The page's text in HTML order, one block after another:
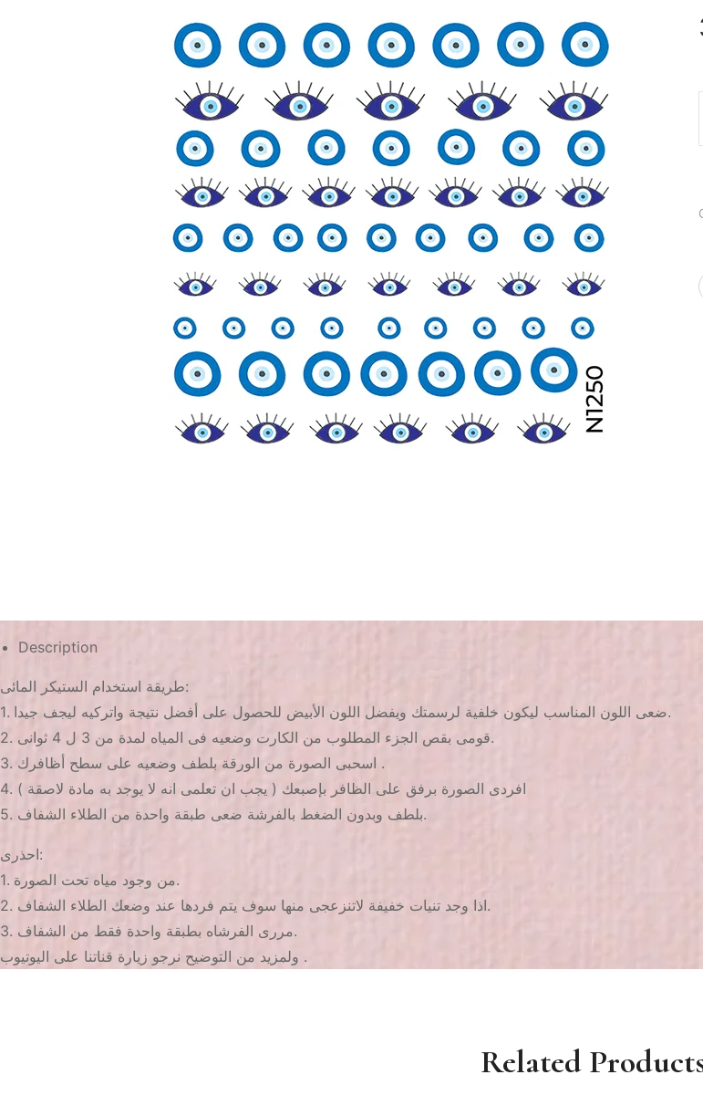
Description
طريقة استخدام الستيكر المائى:
1. ضعى اللون المناسب ليكون خلفية لرسمتك ويفضل اللون الأبيض للحصول على أفضل نتيجة واتركيه ليجف جيدا.
2. قومى بقص الجزء المطلوب من الكارت وضعيه فى المياه لمدة من 3 ل 4 ثوانى.
3. اسحبى الصورة من الورقة بلطف وضعيه على سطح أظافرك .
4. افردى الصورة برفق على الظافر بإصبعك ( يجب ان تعلمى انه لا يوجد به مادة لاصقة )
5. بلطف وبدون الضغط بالفرشة ضعى طبقة واحدة من الطلاء الشفاف.
احذرى:
1. من وجود مياه تحت الصورة.
2. اذا وجد تنيات خفيفة لاتنزعجى منها سوف يتم فردها عند وضعك الطلاء الشفاف.
3. مررى الفرشاه بطبقة واحدة فقط من الشفاف.
ولمزيد من التوضيح نرجو زيارة قناتنا على اليوتيوب .
Related